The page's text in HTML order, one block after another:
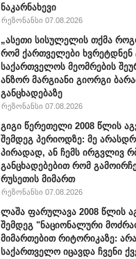
ნაკარნახევი
რეზონანსი 07.08.2026
„ასეთი სისულელის თქმა
რომ ქართველები ხვრეტდნენ
საქართველოს მეომრების
ანზორ მარგიანი გიორგი
განცხადებაზე
რეზონანსი 07.08.2026
გიგი წერეთელი 2008 წლის
შემდეგ პერიოდზე: მე
პირადად, ან ჩემს ირგვლივ
განცხადებებით რომ
რუსეთის მიმართ
რეზონანსი 07.08.2026
ლაშა ფარულავა 2008 წლის
შემდეგ "ნაციონალური
მიმართებით რიტორიკაზე:
საქართველო იცავდა ჩვენი